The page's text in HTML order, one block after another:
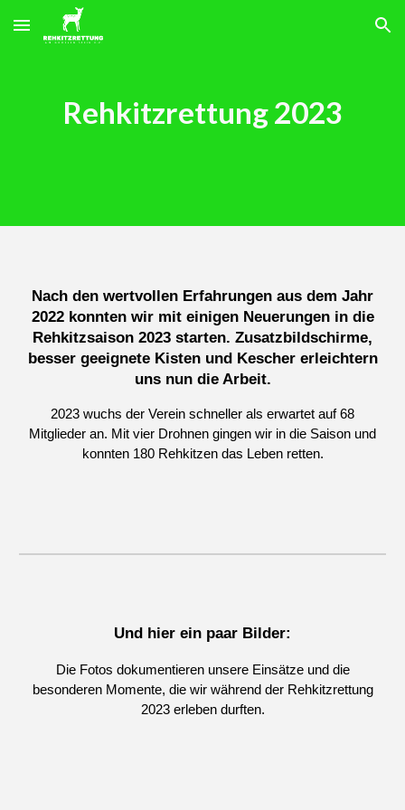
Skip to main content Skip to navigation
Rehkitzrettung 2023
Nach den wertvollen Erfahrungen aus dem Jahr
2022 konnten wir mit einigen Neuerungen in die
Rehkitzsaison 2023 starten. Zusatzbildschirme,
besser geeignete Kisten und Kescher erleichtern
uns nun die Arbeit.
2023 wuchs der Verein schneller als erwartet auf 68
Mitglieder an. Mit vier Drohnen gingen wir in die Saison und
konnten 180 Rehkitzen das Leben retten.
Und hier ein paar Bilder:
Die Fotos dokumentieren unsere Einsätze und die
besonderen Momente, die wir während der Rehkitzrettung
2023 erleben durften.